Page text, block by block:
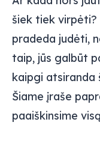
šiek tiek virpėti?
pradeda judėti,
taip, jūs galbūt
kaipgi atsiranda
Šiame įraše
paaiškinsime